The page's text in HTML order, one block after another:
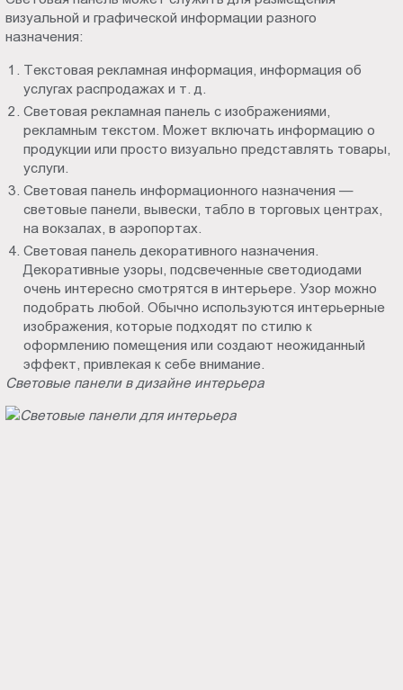
визуальной и графической информации разного
назначения:
Текстовая рекламная информация, информация об
услугах распродажах и т. д.
Световая рекламная панель с изображениями,
рекламным текстом. Может включать информацию о
продукции или просто визуально представлять товары,
услуги.
Световая панель информационного назначения —
световые панели, вывески, табло в торговых центрах,
на вокзалах, в аэропортах.
Световая панель декоративного назначения.
Декоративные узоры, подсвеченные светодиодами
очень интересно смотрятся в интерьере. Узор можно
подобрать любой. Обычно используются интерьерные
изображения, которые подходят по стилю к
оформлению помещения или создают неожиданный
эффект, привлекая к себе внимание.
Световые панели в дизайне интерьера
Пт.:
9.00-
Вс.:
выходной